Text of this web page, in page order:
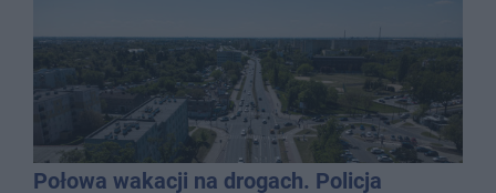
Połowa wakacji na drogach. Policja